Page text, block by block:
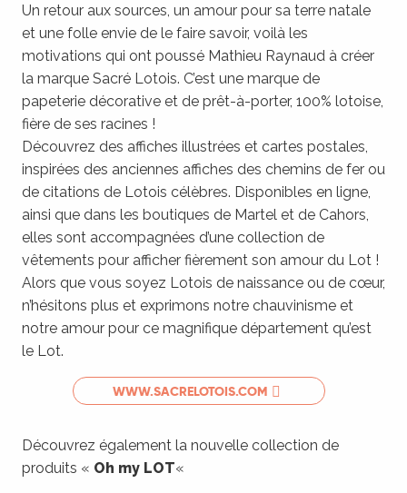
Un retour aux sources, un amour pour sa terre natale
et une folle envie de le faire savoir, voilà les
motivations qui ont poussé Mathieu Raynaud à créer
la marque Sacré Lotois. C’est une marque de
papeterie décorative et de prêt-à-porter, 100% lotoise,
fière de ses racines !
Découvrez des affiches illustrées et cartes postales,
inspirées des anciennes affiches des chemins de fer ou
de citations de Lotois célèbres. Disponibles en ligne,
ainsi que dans les boutiques de Martel et de Cahors,
elles sont accompagnées d’une collection de
vêtements pour afficher fièrement son amour du Lot !
Alors que vous soyez Lotois de naissance ou de cœur,
n’hésitons plus et exprimons notre chauvinisme et
notre amour pour ce magnifique département qu’est
le Lot.
WWW.SACRELOTOIS.COM
Découvrez également la nouvelle collection de
produits « Oh my LOT«